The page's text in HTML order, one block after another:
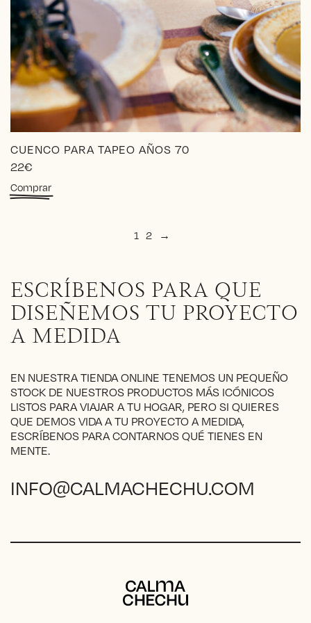
CUENCO PARA TAPEO AÑOS 70
22€
Comprar
1 2 →
ESCRÍBENOS PARA QUE
DISEÑEMOS TU PROYECTO
A MEDIDA
EN NUESTRA TIENDA ONLINE TENEMOS UN PEQUEÑO
STOCK DE NUESTROS PRODUCTOS MÁS ICÓNICOS
LISTOS PARA VIAJAR A TU HOGAR, PERO SI QUIERES
QUE DEMOS VIDA A TU PROYECTO A MEDIDA,
ESCRÍBENOS PARA CONTARNOS QUÉ TIENES EN
MENTE.
INFO@CALMACHECHU.COM